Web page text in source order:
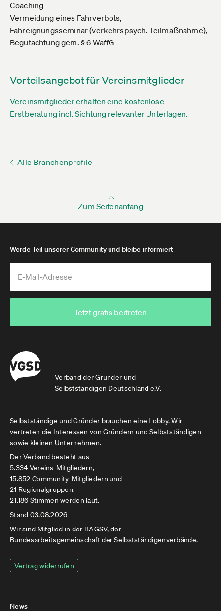
Coaching
Vermeidung eines Fahrverbots,
Fahreignungsseminar (verkehrspsych. Teilmaẞnahme),
Begutachtung gem. § 6 WaffG
Vorteilsangebot für Vereinsmitglieder
Vereinsmitglieder erhalten eine kostenlose
Erstberatung incl. Sichtung relevanter Unterlagen.
Alle Branchenprofile
Zum Seitenanfang
Verband der Gründer und
Selbstständigen Deutschland e.V.
Werde Teil unserer Community und bleibe informiert
Jetzt gratis beitreten
Selbstständige und Gründer brauchen eine Lobby. Wir
vertreten die Interessen von Gründern und Selbstständigen
sowie kleinen Unternehmen.
Der Verband besteht aus
5.334 Vereins-Mitgliedern,
15.852 Community-Mitgliedern und
21 Regionalgruppen.
21.186 Stimmen werden laut.
Stand 03.08.2026
Wir sind Mitglied in der BAGSV, der
Bundesarbeitsgemeinschaft der Selbstständigenverbände.
Vertrag widerrufen
News